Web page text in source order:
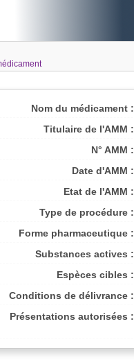
Nom du médicament :
Titulaire de l'AMM :
N° AMM :
Date d'AMM :
Etat de l'AMM :
Type de procédure :
Forme pharmaceutique :
Substances actives :
Espèces cibles :
Conditions de délivrance :
Présentations autorisées :